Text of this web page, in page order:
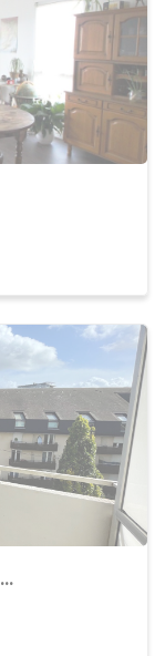
Achat Appartement Bourg l'Evêque